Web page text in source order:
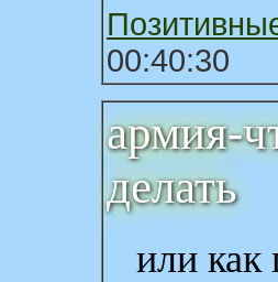
00:40:30
армия-
делать
или как